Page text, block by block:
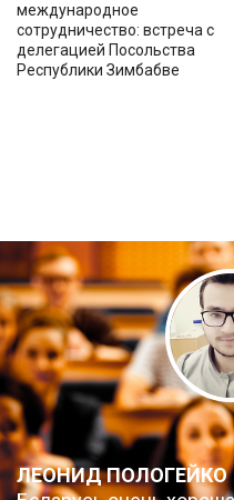
международное
сотрудничество: встреча с
делегацией Посольства
Республики Зимбабве
ЛЕОНИД ПОЛОГЕЙКО